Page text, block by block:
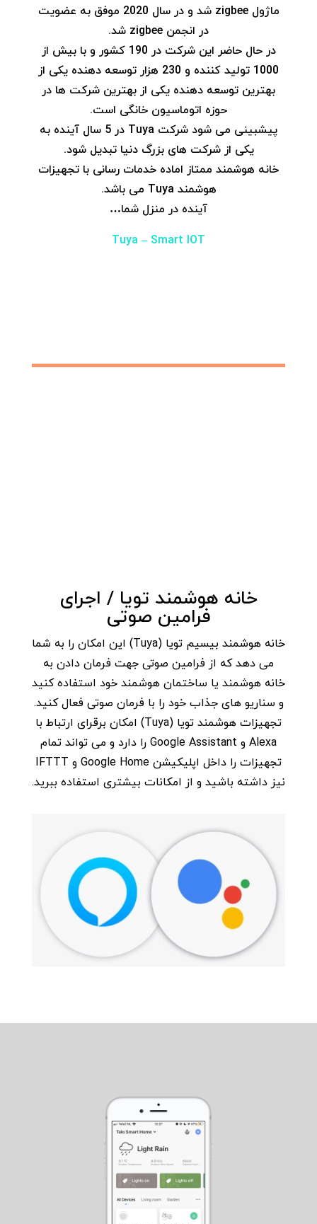
ماژول zigbee شد و در سال 2020 موفق به عضویت
در انجمن zigbee شد.
در حال حاضر این شرکت در 190 کشور و با بیش از
1000 تولید کننده و 230 هزار توسعه دهنده یکی از
بهترین توسعه دهنده یکی از بهترین شرکت ها در
حوزه اتوماسیون خانگی است.
پیشبینی می شود شرکت Tuya در 5 سال آینده به
یکی از شرکت های بزرگ دنیا تبدیل شود.
خانه هوشمند ممتاز اماده خدمات رسانی با تجهیزات
هوشمند Tuya می باشد.
آینده در منزل شما…
Tuya – Smart IOT
خانه هوشمند تویا / اجرای
فرامین صوتی
خانه هوشمند بیسیم تویا (Tuya) این امکان را به شما
می دهد که از فرامین صوتی جهت فرمان دادن به
خانه هوشمند یا ساختمان هوشمند خود استفاده کنید
و سناریو های جذاب خود را با فرمان صوتی فعال کنید.
تجهیزات هوشمند تویا (Tuya) امکان برقرای ارتباط با
Alexa و Google Assistant را دارد و می تواند تمام
تجهیزات را داخل اپلیکیشن Google Home و IFTTT
نیز داشته باشید و از امکانات بیشتری استفاده ببرید.